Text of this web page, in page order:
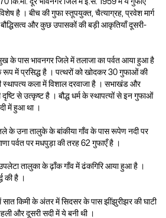
कि.मी. दूर भावनगर जिले में ई.स. 1959 में ये गुफाएँ
है । बीच की गुफा स्तूपयुक्त, चैत्याग्रह, प्रवेश मार्ग
और कुछ उपासकों की बड़ी आकृतियाँ दूसरी-
के पास भावनगर जिले में तलाजा का पर्वत आया हुआ है
के रूप में प्रसिद्ध है । पत्थरों को खोदकर 30 गुफाओं की
कला में विशाल दरवाजा है । सभाखंड और
से उत्कृष्ट है । बौद्ध धर्म के स्थापत्यों से इन गुफाओं
में हुआ था ।
के उना तालुके के बांकीया गाँव के पास रूपेण नदी पर
पर्वत पर मधपुड़ा की तरह 62 गुफाएँ है ।
तालुका के ढ़ाँक गाँव में ढंकगिरि आया हुआ है ।
की है ।
किमी के अंतर में सिदसर के पास झींझुरीझर की घाटी
और दूसरी सदी में ये बनी थी ।